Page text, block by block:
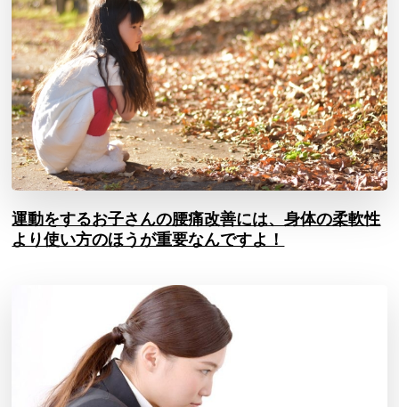
運動をするお子さんの腰痛改善には、身体の柔軟性
より使い方のほうが重要なんですよ！